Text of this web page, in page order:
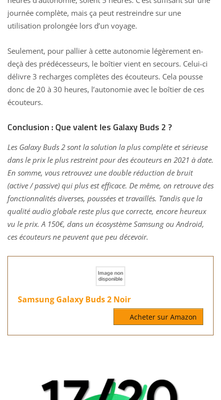
journée complète, mais ça peut restreindre sur une
utilisation prolongée lors d’un voyage.
Seulement, pour pallier à cette autonomie légèrement en-
deçà des prédécesseurs, le boîtier vient en secours. Celui-ci
délivre 3 recharges complètes des écouteurs. Cela pousse
donc de 20 à 30 heures, l’autonomie avec le boîtier de ces
écouteurs.
Conclusion : Que valent les Galaxy Buds 2 ?
Les Galaxy Buds 2 sont la solution la plus complète et sérieuse
dans le prix le plus restreint pour des écouteurs en 2021 à date.
En somme, vous retrouvez une double réduction de bruit
(active / passive) qui plus est efficace. De même, on retrouve des
fonctionnalités diverses, poussées et travaillés. Tandis que la
qualité audio globale reste plus que correcte, encore heureux
vu le prix. A 150€, dans un écosystème Samsung ou Android,
ces écouteurs ne peuvent que peu décevoir.
Samsung Galaxy Buds 2 Noir
Acheter sur Amazon